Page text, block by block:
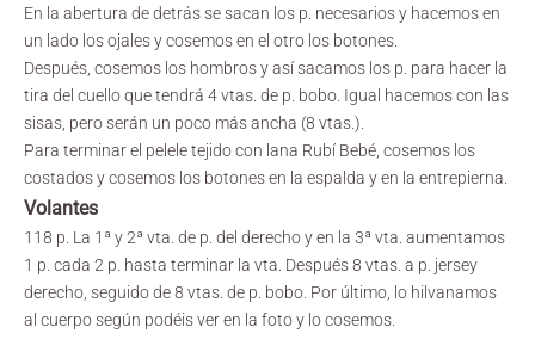
En la abertura de detrás se sacan los p. necesarios y hacemos en
un lado los ojales y cosemos en el otro los botones.
Después, cosemos los hombros y así sacamos los p. para hacer la
tira del cuello que tendrá 4 vtas. de p. bobo. Igual hacemos con las
sisas, pero serán un poco más ancha (8 vtas.).
Para terminar el pelele tejido con lana Rubí Bebé, cosemos los
costados y cosemos los botones en la espalda y en la entrepierna.
Volantes
118 p. La 1ª y 2ª vta. de p. del derecho y en la 3ª vta. aumentamos
1 p. cada 2 p. hasta terminar la vta. Después 8 vtas. a p. jersey
derecho, seguido de 8 vtas. de p. bobo. Por último, lo hilvanamos
al cuerpo según podéis ver en la foto y lo cosemos.